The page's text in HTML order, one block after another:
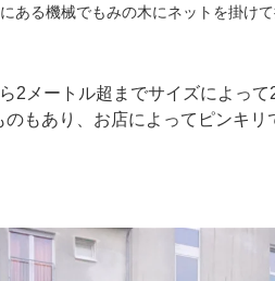
ある機械でもみの木にネットを掛け
2メートル超までサイズによっ
もあり、お店によってピンキリ